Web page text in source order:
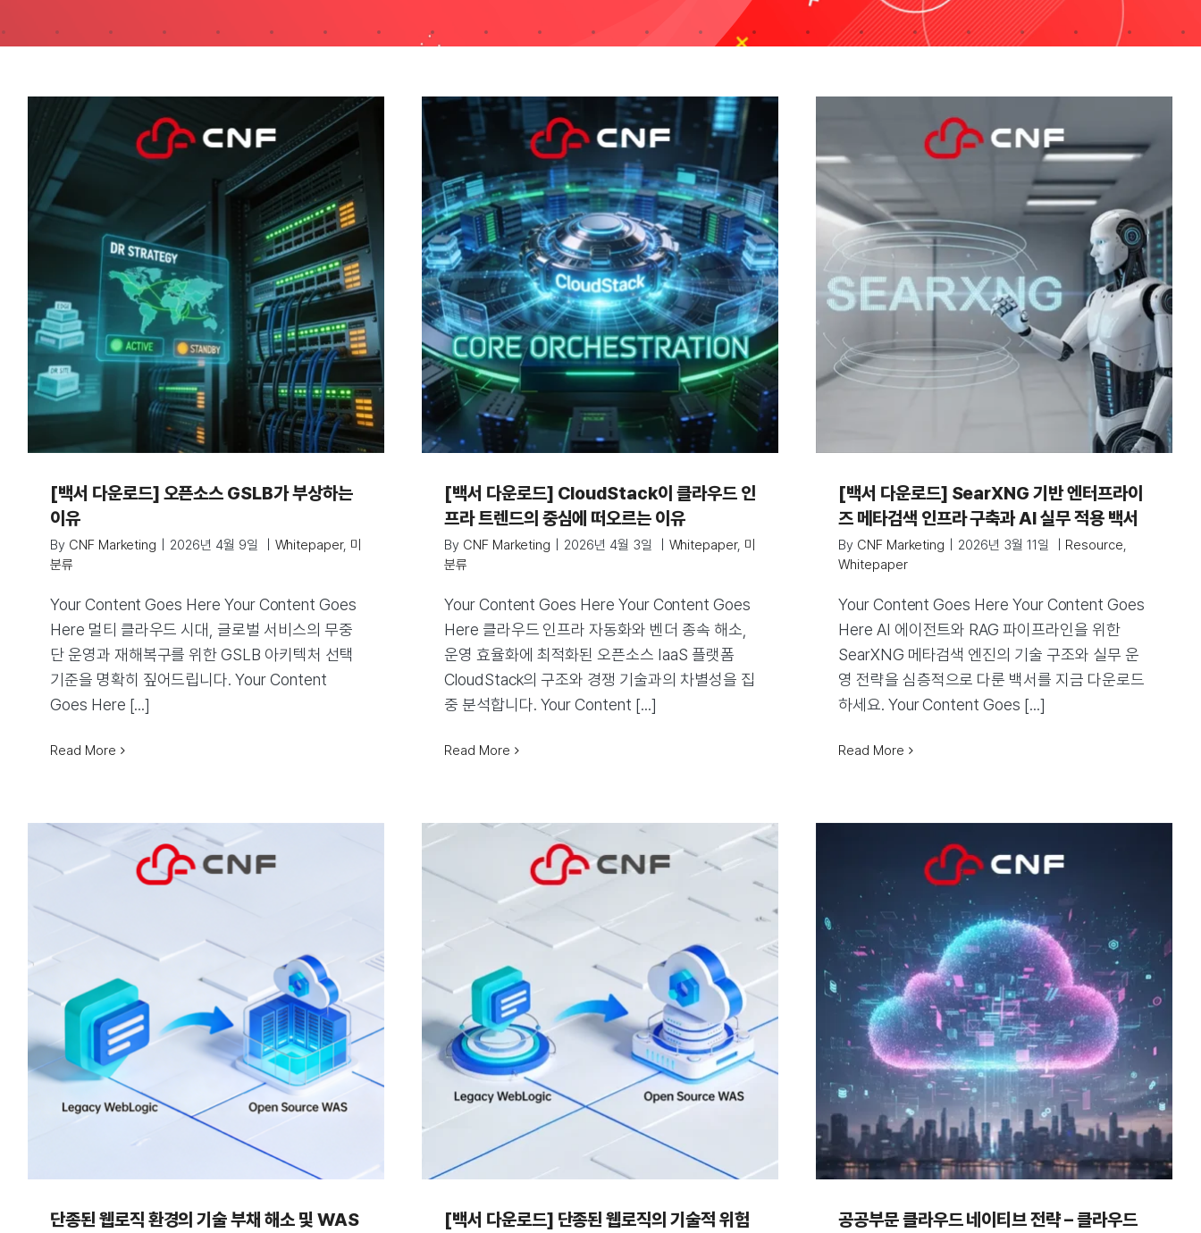
[백서 다운로드] 오픈소스 GSLB가 부상하는
이유
By CNF Marketing 2026년 4월 9일 Whitepaper, 미
분류
Your Content Goes Here Your Content Goes
Here 멀티 클라우드 시대, 글로벌 서비스의 무중
단 운영과 재해복구를 위한 GSLB 아키텍처 선택
기준을 명확히 짚어드립니다. Your Content
Goes Here [...]
Read More
[백서 다운로드] CloudStack이 클라우드 인
프라 트렌드의 중심에 떠오르는 이유
By CNF Marketing 2026년 4월 3일 Whitepaper, 미
분류
Your Content Goes Here Your Content Goes
Here 클라우드 인프라 자동화와 벤더 종속 해소,
운영 효율화에 최적화된 오픈소스 IaaS 플랫폼
CloudStack의 구조와 경쟁 기술과의 차별성을 집
중 분석합니다. Your Content [...]
Read More
[백서 다운로드] SearXNG 기반 엔터프라이
즈 메타검색 인프라 구축과 AI 실무 적용 백서
By CNF Marketing 2026년 3월 11일 Resource,
Whitepaper
Your Content Goes Here Your Content Goes
Here AI 에이전트와 RAG 파이프라인을 위한
SearXNG 메타검색 엔진의 기술 구조와 실무 운
영 전략을 심층적으로 다룬 백서를 지금 다운로드
하세요. Your Content Goes [...]
Read More
단종된 웹로직 환경의 기술 부채 해소 및 WAS
[백서 다운로드] 단종된 웹로직의 기술적 위험
공공부문 클라우드 네이티브 전략 – 클라우드